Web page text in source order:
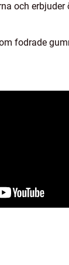
och erbjuder
fodrade